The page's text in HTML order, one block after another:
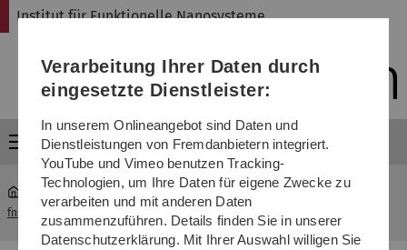
Direkt
Direkt
Direkt
(Sprache,
Drucken,
Media)
Direkt
Direkt
Institut für Funktionelle Nanosysteme
Menü
fns
Verarbeitung Ihrer Daten durch
eingesetzte Dienstleister:
In unserem Onlineangebot sind Daten und
Dienstleistungen von Fremdanbietern integriert.
YouTube und Vimeo benutzen Tracking-
Technologien, um Ihre Daten für eigene Zwecke zu
verarbeiten und mit anderen Daten
zusammenzuführen. Details finden Sie in unserer
Datenschutzerklärung. Mit Ihrer Auswahl willigen Sie